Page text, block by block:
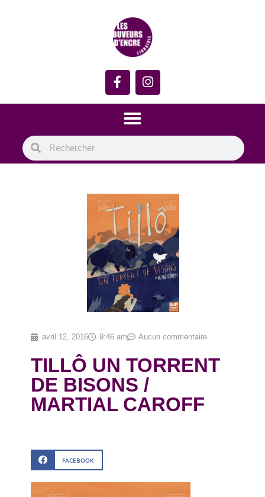
avril 12, 2016 9:46 am Aucun commentaire
TILLÔ UN TORRENT
DE BISONS /
MARTIAL CAROFF
FACEBOOK